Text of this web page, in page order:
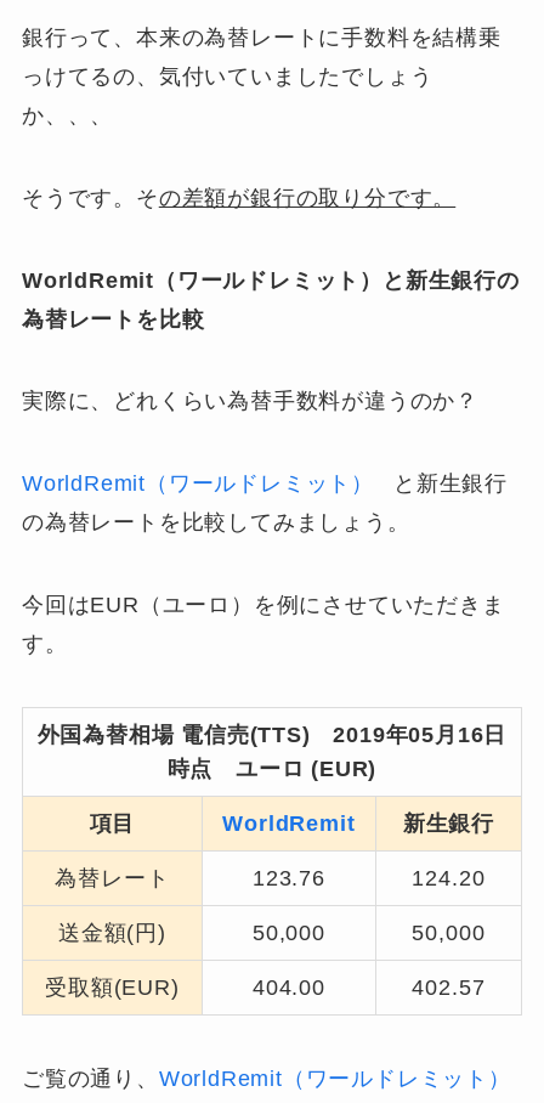
銀行って、本来の為替レートに手数料を結構乗
っけてるの、気付いていましたでしょう
か、、、
そうです。その差額が銀行の取り分です。
WorldRemit（ワールドレミット）と新生銀行の
為替レートを比較
実際に、どれくらい為替手数料が違うのか？
WorldRemit（ワールドレミット）
と新生銀行
の為替レートを比較してみましょう。
今回はEUR（ユーロ）を例にさせていただきま
す。
外国為替相場 電信売(TTS) 2019年05月16日
時点 ユーロ (EUR)
項目 WorldRemit 新生銀行
為替レート 123.76 124.20
送金額(円) 50,000 50,000
受取額(EUR) 404.00 402.57
ご覧の通り、 WorldRemit（ワールドレミット）